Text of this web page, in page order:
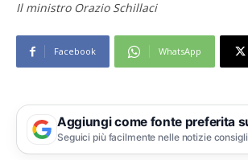
Il ministro Orazio Schillaci
Facebook WhatsApp
Aggiungi come fonte preferita
Seguici più facilmente nelle notizie